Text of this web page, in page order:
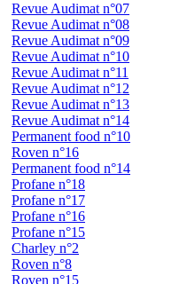
Revue Audimat n°07
Revue Audimat n°08
Revue Audimat n°09
Revue Audimat n°10
Revue Audimat n°11
Revue Audimat n°12
Revue Audimat n°13
Revue Audimat n°14
Permanent food n°10
Roven n°16
Permanent food n°14
Profane n°18
Profane n°17
Profane n°16
Profane n°15
Charley n°2
Roven n°8
Roven n°15